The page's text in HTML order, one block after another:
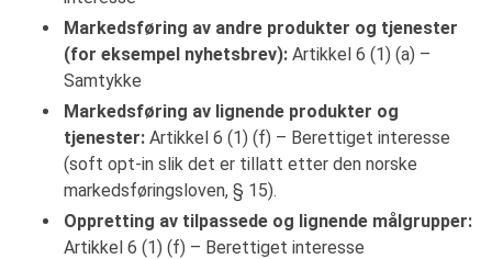
Markedsføring av andre produkter og tjenester
(for eksempel nyhetsbrev): Artikkel 6 (1) (a) –
Samtykke
Markedsføring av lignende produkter og
tjenester: Artikkel 6 (1) (f) – Berettiget interesse
(soft opt-in slik det er tillatt etter den norske
markedsføringsloven, § 15).
Oppretting av tilpassede og lignende målgrupper:
Artikkel 6 (1) (f) – Berettiget interesse